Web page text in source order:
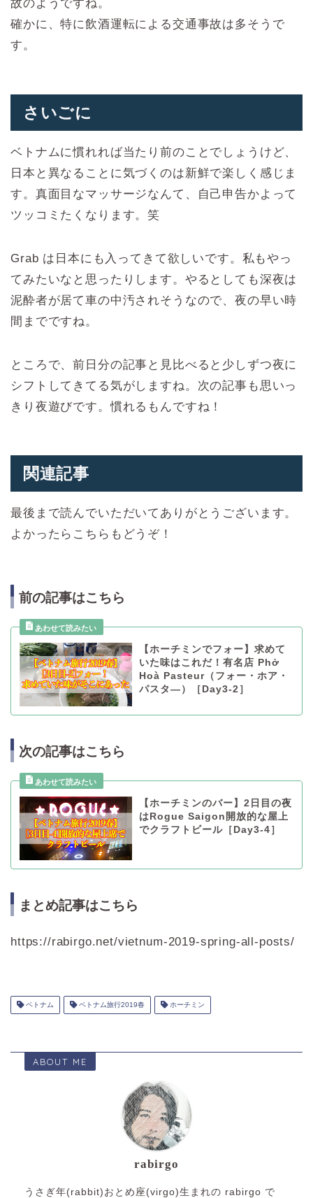
故のようですね。
確かに、特に飲酒運転による交通事故は多そうで
す。
さいごに
ベトナムに慣れれば当たり前のことでしょうけど、
日本と異なることに気づくのは新鮮で楽しく感じま
す。真面目なマッサージなんて、自己申告かよって
ツッコミたくなります。笑
Grab は日本にも入ってきて欲しいです。私もやっ
てみたいなと思ったりします。やるとしても深夜は
泥酔者が居て車の中汚されそうなので、夜の早い時
間までですね。
ところで、前日分の記事と見比べると少しずつ夜に
シフトしてきてる気がしますね。次の記事も思いっ
きり夜遊びです。慣れるもんですね！
関連記事
最後まで読んでいただいてありがとうございます。
よかったらこちらもどうぞ！
前の記事はこちら
【ホーチミンでフォー】求めて
いた味はこれだ！有名店 Phở
Hoà Pasteur（フォー・ホア・
パスタ―）［Day3-2］
次の記事はこちら
【ホーチミンのバー】2日目の夜
はRogue Saigon開放的な屋上
でクラフトビール［Day3-4］
まとめ記事はこちら
https://rabirgo.net/vietnum-2019-spring-all-posts/
ベトナム ベトナム旅行2019春 ホーチミン
ABOUT ME
rabirgo
うさぎ年(rabbit)おとめ座(virgo)生まれの rabirgo で